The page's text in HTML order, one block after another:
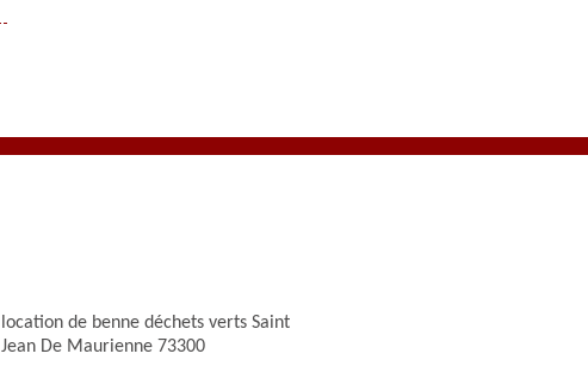
location de benne déchets verts Saint
Jean De Maurienne 73300